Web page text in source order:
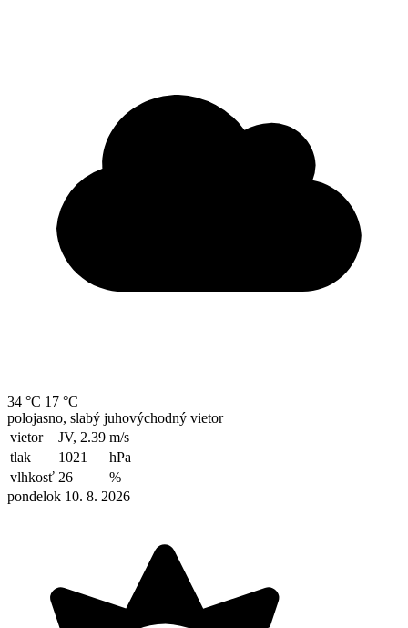
34 °C 17 °C
polojasno, slabý juhovýchodný vietor
vietor
JV, 2.39 m/s
tlak
1021
hPa
vlhkosť 26
%
pondelok 10. 8. 2026